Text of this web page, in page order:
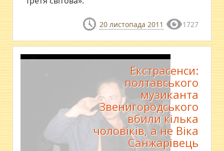
20 листопада 2011 1727
Екстрасенси:
полтавського
музиканта
Звенигородського
вбили кілька
чоловіків, а не Віка
Санжарівець